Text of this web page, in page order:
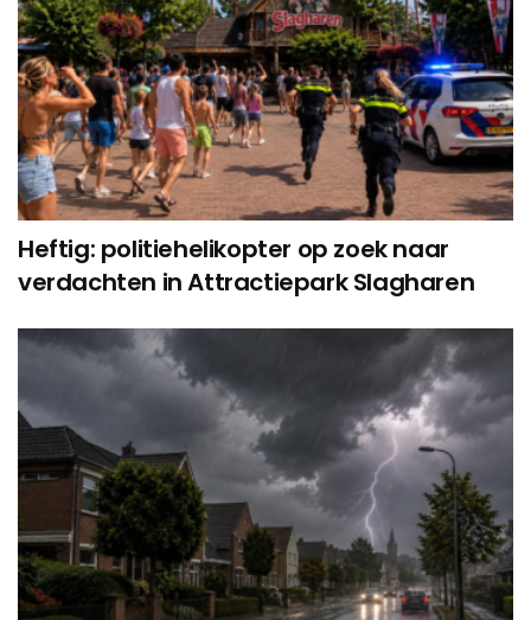
Heftig: politiehelikopter op zoek naar
verdachten in Attractiepark Slagharen